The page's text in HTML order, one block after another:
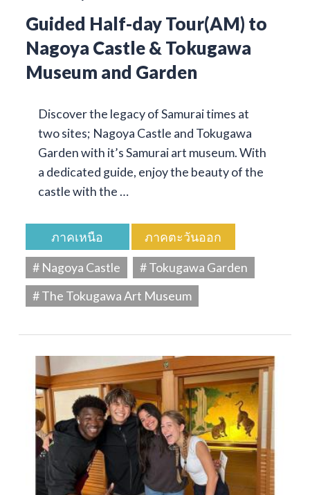
Guided Half-day Tour(AM) to
Nagoya Castle & Tokugawa
Museum and Garden
Discover the legacy of Samurai times at
two sites; Nagoya Castle and Tokugawa
Garden with it’s Samurai art museum. With
a dedicated guide, enjoy the beauty of the
castle with the …
ภาคเหนือ
ภาคตะวันออก
# Nagoya Castle
# Tokugawa Garden
# The Tokugawa Art Museum